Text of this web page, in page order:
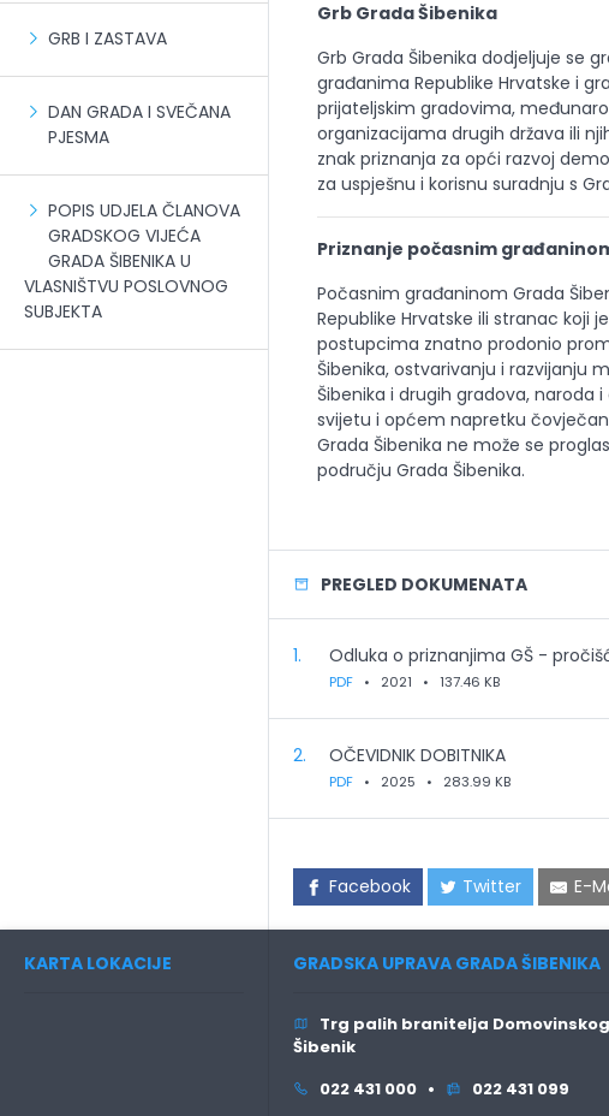
GRB I ZASTAVA
DAN GRADA I SVEČANA
PJESMA
POPIS UDJELA ČLANOVA
GRADSKOG VIJEĆA
GRADA ŠIBENIKA U
VLASNIŠTVU POSLOVNOG
SUBJEKTA
Grb Grada Šibenika
Grb Grada Šibenika dodjeljuje se
građanima Republike Hrvatske i
prijateljskim gradovima,
organizacijama drugih država ili
znak priznanja za opći razvoj
za uspješnu i korisnu suradnju s
Priznanje počasnim
Počasnim građaninom Grada
Republike Hrvatske ili stranac koji
postupcima znatno prodonio
Šibenika, ostvarivanju i razvijanju
Šibenika i drugih gradova, naroda
svijetu i općem napretku
Grada Šibenika ne može se
području Grada Šibenika.
PREGLED DOKUMENATA
1. Odluka o priznanjima GŠ -
PDF • 2021 • 137.46 KB
2. OČEVIDNIK DOBITNIKA
PDF • 2025 • 283.99 KB
Facebook Twitter E-
KARTA LOKACIJE GRADSKA UPRAVA GRADA ŠIBENIKA
Trg palih branitelja
Šibenik
022 431 000 •
022 431 099